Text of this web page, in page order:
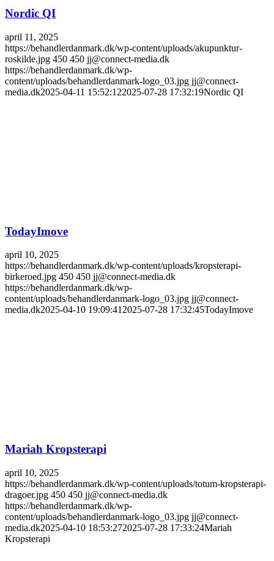
Nordic QI
april 11, 2025
https://behandlerdanmark.dk/wp-content/uploads/akupunktur-
roskilde.jpg 450 450 jj@connect-media.dk
https://behandlerdanmark.dk/wp-
content/uploads/behandlerdanmark-logo_03.jpg jj@connect-
media.dk2025-04-11 15:52:122025-07-28 17:32:19Nordic QI
TodayImove
april 10, 2025
https://behandlerdanmark.dk/wp-content/uploads/kropsterapi-
birkeroed.jpg 450 450 jj@connect-media.dk
https://behandlerdanmark.dk/wp-
content/uploads/behandlerdanmark-logo_03.jpg jj@connect-
media.dk2025-04-10 19:09:41 2025-07-28 17:32:45TodayImove
Mariah Kropsterapi
april 10, 2025
https://behandlerdanmark.dk/wp-content/uploads/totum-kropsterapi-
dragoer.jpg 450 450 jj@connect-media.dk
https://behandlerdanmark.dk/wp-
content/uploads/behandlerdanmark-logo_03.jpg jj@connect-
media.dk2025-04-10 18:53:272025-07-28 17:33:24Mariah
Kropsterapi